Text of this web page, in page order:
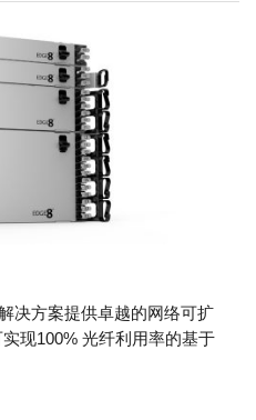
决方案提供卓越的网络可扩
现100% 光纤利用率的基于